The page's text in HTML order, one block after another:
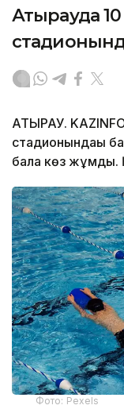
Атырауда
АТЫРАУ.
стадионындағы
бала көз жұмды.
Фото: Pexels